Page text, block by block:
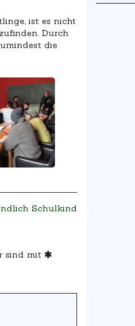
ist es nicht
Durch
die
Schulkind
sind mit